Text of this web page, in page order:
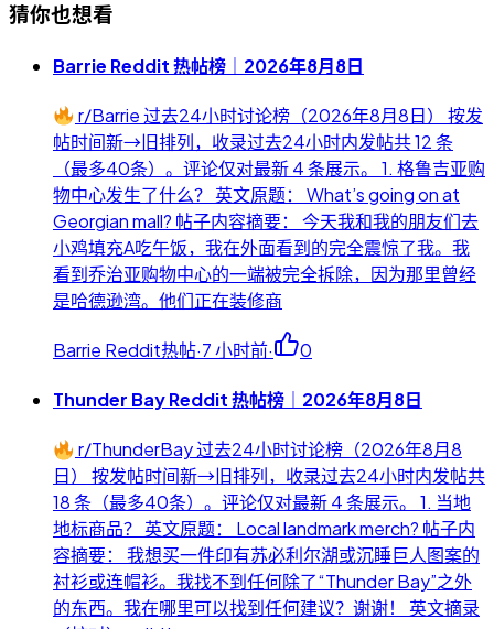
猜你也想看
Barrie Reddit 热帖榜｜2026年8月8日
r/Barrie 过去24小时讨论榜（2026年8月8日） 按发
帖时间新→旧排列，收录过去24小时内发帖共 12 条
（最多40条）。评论仅对最新 4 条展示。 1. 格鲁吉亚购
物中心发生了什么？ 英文原题： What’s going on at
Georgian mall? 帖子内容摘要： 今天我和我的朋友们去
小鸡填充A吃午饭，我在外面看到的完全震惊了我。我
看到乔治亚购物中心的一端被完全拆除，因为那里曾经
是哈德逊湾。他们正在装修商
Barrie Reddit热帖·7 小时前· 0
Thunder Bay Reddit 热帖榜｜2026年8月8日
r/ThunderBay 过去24小时讨论榜（2026年8月8
日） 按发帖时间新→旧排列，收录过去24小时内发帖共
18 条（最多40条）。评论仅对最新 4 条展示。 1. 当地
地标商品？ 英文原题： Local landmark merch? 帖子内
容摘要： 我想买一件印有苏必利尔湖或沉睡巨人图案的
衬衫或连帽衫。我找不到任何除了“Thunder Bay”之外
的东西。我在哪里可以找到任何建议？谢谢！ 英文摘录